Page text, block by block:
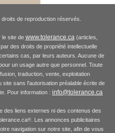
de reproduction réservés.
le site de www.tolerance.ca (articles,
des droits de propriété intellectuelle
cas, par leurs auteurs. Aucune de
un usage autre que personnel. Toute
traduction, vente, exploitation
sans l'autorisation préalable écrite de
Pour information : info@tolerance.ca
des liens externes ni des contenus des
®. Les annonces publicitaires
navigation sur notre site, afin de vous